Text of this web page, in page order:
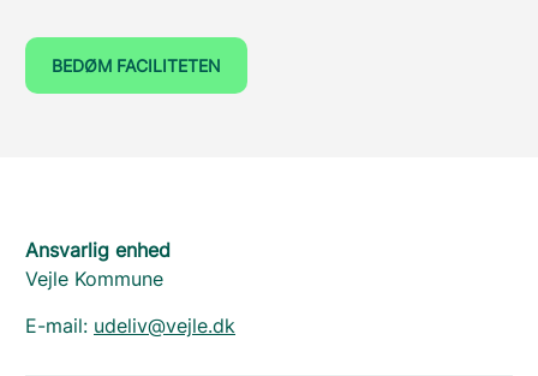
BEDØM FACILITETEN
Ansvarlig enhed
Vejle Kommune
E-mail: udeliv@vejle.dk